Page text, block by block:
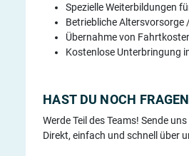
Spezielle Weiterbildungen
Betriebliche
Übernahme von
Kostenlose Unterbringung
HAST DU NOCH
Werde Teil des Teams! Sende
Direkt, einfach und schnell über